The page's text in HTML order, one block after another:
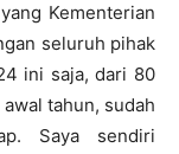
Kementerian
seluruh pihak
ini saja, dari 80
tahun, sudah
Saya sendiri